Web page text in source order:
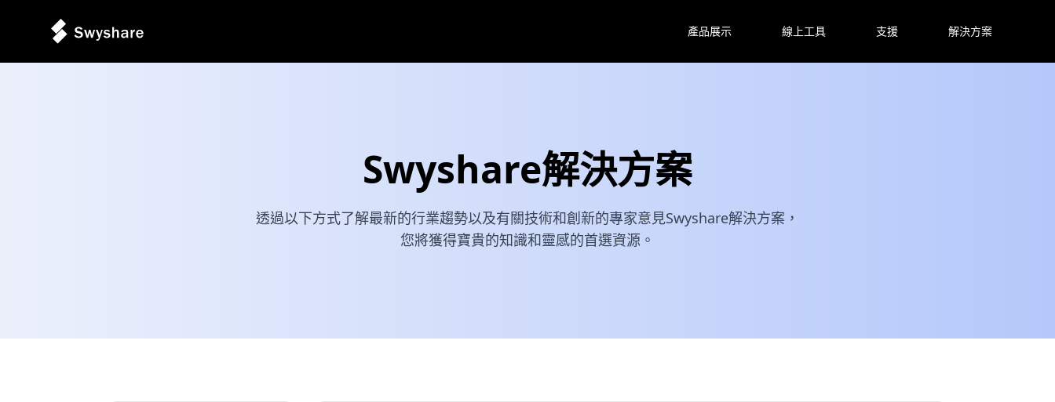
產品展示 線上工具 支援 解決方案
Swyshare解決方案
透過以下方式了解最新的行業趨勢以及有關技術和創新的專家意見Swyshare解決方案，
您將獲得寶貴的知識和靈感的首選資源。